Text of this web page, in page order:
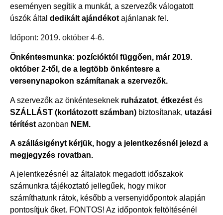
eseményen segítik a munkát, a szervezők válogatott
úszók által dedikált ajándékotajánlanak fel.
Időpont: 2019. október 4-6.
Önkéntesmunka: pozícióktól függően, már 2019.
október 2-től, de a legtöbb önkéntesre a
versenynapokon számítanak a szervezők.
A szervezők az önkénteseknek ruházatot, étkezést és
SZÁLLÁST (korlátozott számban) biztosítanak, utazási
térítést azonban NEM.
A szállásigényt kérjük, hogy a jelentkezésnél jelezd a
megjegyzés rovatban.
A jelentkezésnél az általatok megadott időszakok
számunkra tájékoztató jellegűek, hogy mikor
számíthatunk rátok, később a versenyidőpontok alapján
pontosítjuk őket. FONTOS! Az időpontok feltöltésénél